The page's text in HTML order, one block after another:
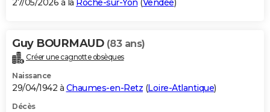
27/05/2026 à la Roche-sur-Yon (Vendée)
Guy BOURMAUD (83 ans)
Créer une cagnotte obsèques
Naissance
29/04/1942 à Chaumes-en-Retz (Loire-Atlantique)
Décès